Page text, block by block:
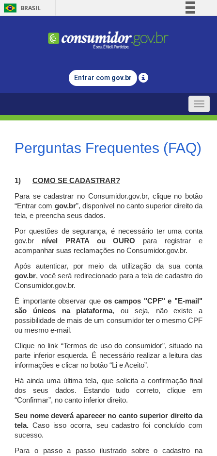
BRASIL
Comunica BR
Legislação
Entrar com gov.br
Toggle
Perguntas Frequentes (FAQ)
1) COMO SE CADASTRAR?
Para se cadastrar no Consumidor.gov.br, clique no botão
“Entrar com gov.br”, disponível no canto superior direito da
tela, e preencha seus dados.
Por questões de segurança, é necessário ter uma conta
gov.br nível PRATA ou OURO para registrar e
acompanhar suas reclamações no Consumidor.gov.br.
Após autenticar, por meio da utilização da sua conta
gov.br, você será redirecionado para a tela de cadastro do
Consumidor.gov.br.
É importante observar que os campos "CPF" e "E-mail"
são únicos na plataforma, ou seja, não existe a
possibilidade de mais de um consumidor ter o mesmo CPF
ou mesmo e-mail.
Clique no link “Termos de uso do consumidor”, situado na
parte inferior esquerda. É necessário realizar a leitura das
informações e clicar no botão “Li e Aceito”.
Há ainda uma última tela, que solicita a confirmação final
dos seus dados. Estando tudo correto, clique em
“Confirmar”, no canto inferior direito.
Seu nome deverá aparecer no canto superior direito da
tela. Caso isso ocorra, seu cadastro foi concluído com
sucesso.
Para o passo a passo ilustrado sobre o cadastro na